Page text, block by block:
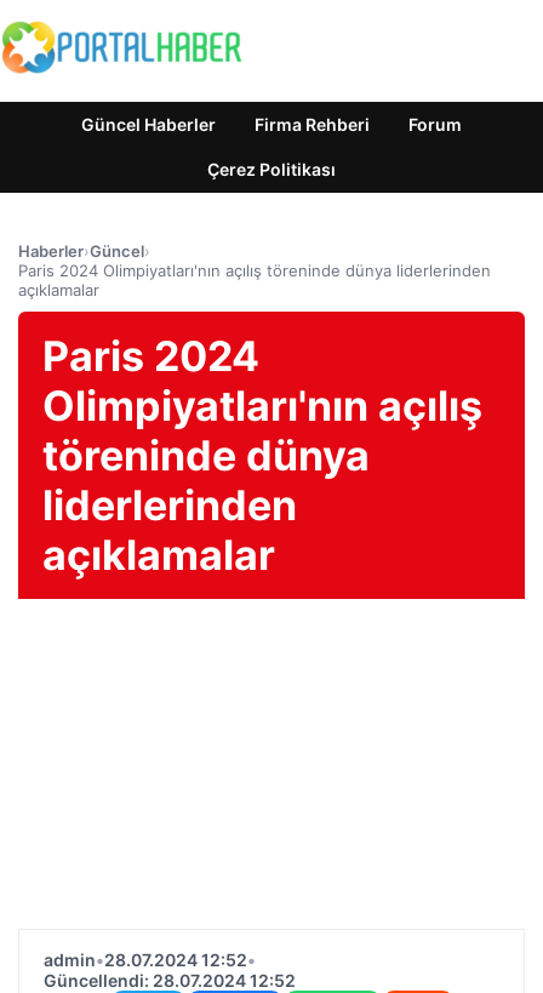
Güncel Haberler Firma Rehberi Forum
Çerez Politikası
Haberler›Güncel›
Paris 2024 Olimpiyatları'nın açılış töreninde dünya liderlerinden
açıklamalar
Paris 2024
Olimpiyatları'nın açılış
töreninde dünya
liderlerinden
açıklamalar
admin•28.07.2024 12:52•
Güncellendi: 28.07.2024 12:52